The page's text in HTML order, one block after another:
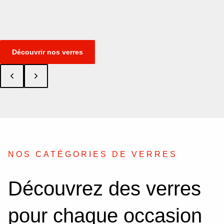
Découvrir nos verres
NOS CATÉGORIES DE VERRES
Découvrez des verres
pour chaque occasion